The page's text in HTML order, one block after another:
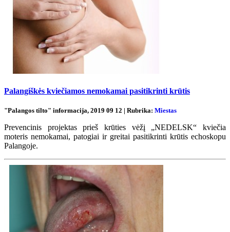
Palangiškės kviečiamos nemokamai pasitikrinti krūtis
"Palangos tilto" informacija, 2019 09 12 | Rubrika: Miestas
Prevencinis projektas prieš krūties vėžį „NEDELSK“ kviečia
moteris nemokamai, patogiai ir greitai pasitikrinti krūtis echoskopu
Palangoje.